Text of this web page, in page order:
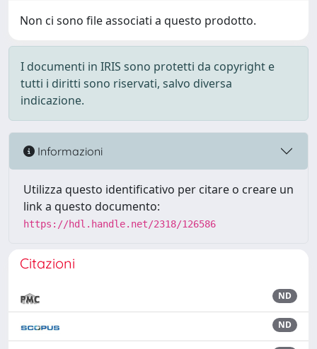
Non ci sono file associati a questo prodotto.
I documenti in IRIS sono protetti da copyright e
tutti i diritti sono riservati, salvo diversa
indicazione.
Informazioni
Utilizza questo identificativo per citare o creare un
link a questo documento:
https://hdl.handle.net/2318/126586
Citazioni
ND
ND